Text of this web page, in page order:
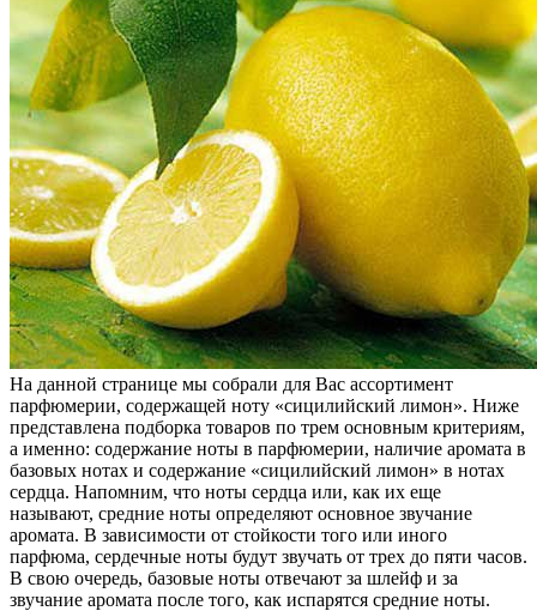
На данной странице мы собрали для Вас ассортимент
парфюмерии, содержащей ноту «сицилийский лимон». Ниже
представлена подборка товаров по трем основным критериям,
а именно: содержание ноты в парфюмерии, наличие аромата в
базовых нотах и содержание «сицилийский лимон» в нотах
сердца. Напомним, что ноты сердца или, как их еще
называют, средние ноты определяют основное звучание
аромата. В зависимости от стойкости того или иного
парфюма, сердечные ноты будут звучать от трех до пяти часов.
В свою очередь, базовые ноты отвечают за шлейф и за
звучание аромата после того, как испарятся средние ноты.